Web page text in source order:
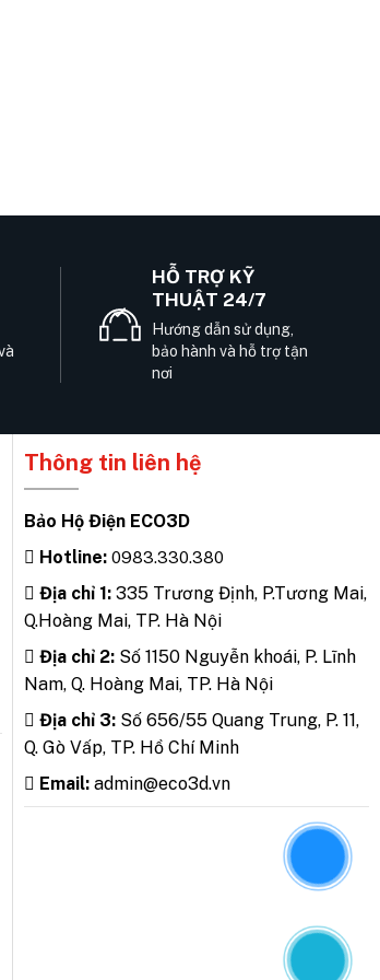
HỖ TRỢ KỸ
THUẬT 24/7
Hướng dẫn sử dụng,
bảo hành và hỗ trợ tận
nơi
Thông tin liên hệ
Bảo Hộ Điện ECO3D
Hotline: 0983.330.380
Địa chỉ 1: 335 Trương Định, P.Tương Mai,
Q.Hoàng Mai, TP. Hà Nội
Địa chỉ 2: Số 1150 Nguyễn khoái, P. Lĩnh
Nam, Q. Hoàng Mai, TP. Hà Nội
Địa chỉ 3: Số 656/55 Quang Trung, P. 11,
Q. Gò Vấp, TP. Hồ Chí Minh
Email: admin@eco3d.vn